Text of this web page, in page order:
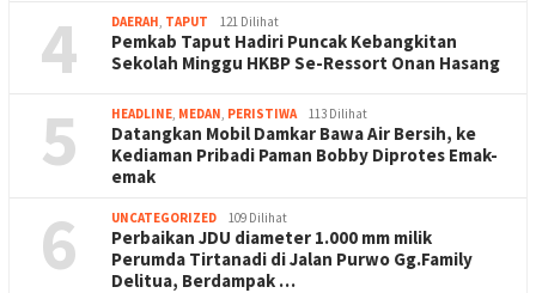
4 DAERAH, TAPUT 121 Dilihat
Pemkab Taput Hadiri Puncak Kebangkitan
Sekolah Minggu HKBP Se-Ressort Onan Hasang
5 HEADLINE, MEDAN, PERISTIWA 113 Dilihat
Datangkan Mobil Damkar Bawa Air Bersih, ke
Kediaman Pribadi Paman Bobby Diprotes Emak-
emak
6 UNCATEGORIZED 109 Dilihat
Perbaikan JDU diameter 1.000 mm milik
Perumda Tirtanadi di Jalan Purwo Gg.Family
Delitua, Berdampak …